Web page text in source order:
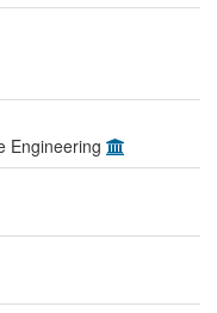
Engineering